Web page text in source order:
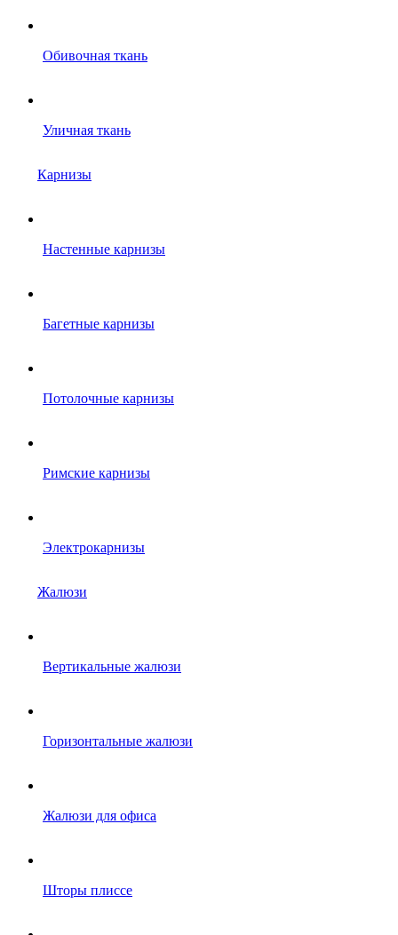
Обивочная ткань
Уличная ткань
Карнизы
Настенные карнизы
Багетные карнизы
Потолочные карнизы
Римские карнизы
Электрокарнизы
Жалюзи
Вертикальные жалюзи
Горизонтальные жалюзи
Жалюзи для офиса
Шторы плиссе